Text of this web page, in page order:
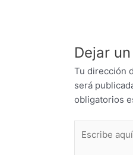
Dejar
Tu dirección
será
obligatorios
aquí...